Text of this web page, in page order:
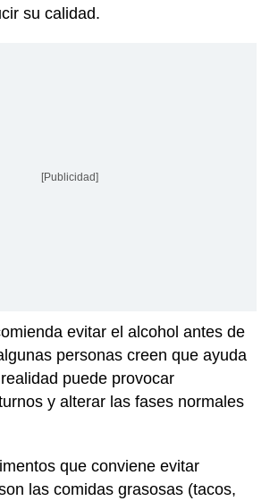
su calidad.
[Publicidad]
evitar el alcohol antes de
personas creen que ayuda
puede provocar
y alterar las fases normales
que conviene evitar
las comidas grasosas (tacos,